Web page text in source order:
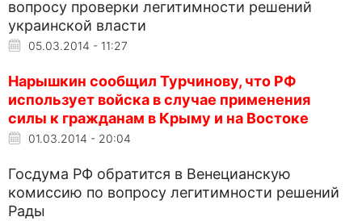
вопросу проверки легитимности решений
украинской власти
05.03.2014 - 11:27
Нарышкин сообщил Турчинову, что РФ
использует войска в случае применения
силы к гражданам в Крыму и на Востоке
01.03.2014 - 20:04
Госдума РФ обратится в Венецианскую
комиссию по вопросу легитимности решений
Рады